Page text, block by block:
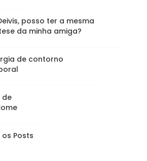
posso ter a mesma
da minha amiga?
de contorno
de
Posts